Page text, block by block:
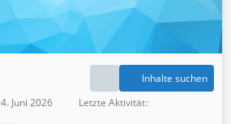
Inhalte suchen
4. Juni 2026
Letzte Aktivität